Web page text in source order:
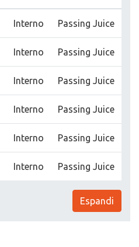
Interno Passing Juice
Interno Passing Juice
Interno Passing Juice
Interno Passing Juice
Interno Passing Juice
Interno Passing Juice
Espandi